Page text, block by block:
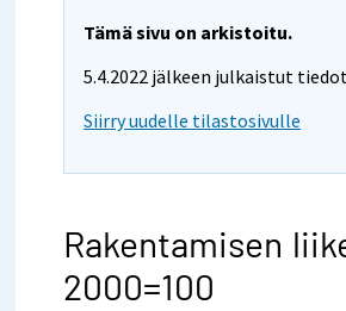
Tämä sivu on arkistoitu.
5.4.2022 jälkeen julkaistut
Siirry uudelle tilastosivulle
Rakentamisen
2000=100